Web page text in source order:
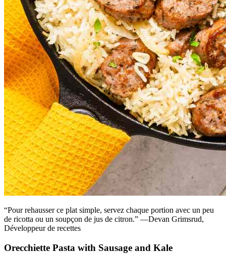
“Pour rehausser ce plat simple, servez chaque portion avec un peu
de ricotta ou un soupçon de jus de citron.” —Devan Grimsrud,
Développeur de recettes
Orecchiette Pasta with Sausage and Kale